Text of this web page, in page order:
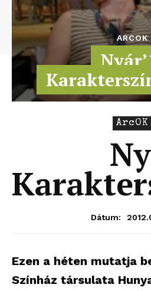
ARCOK
ArcOK
Dátum:
Ezen a héten mutatja
Színház társulata